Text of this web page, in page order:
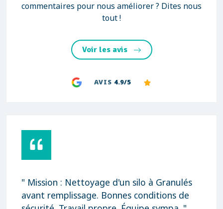
commentaires pour nous améliorer ? Dites nous
tout !
Voir les avis
AVIS 4.9/5
" Mission : Nettoyage d'un silo à Granulés
avant remplissage. Bonnes conditions de